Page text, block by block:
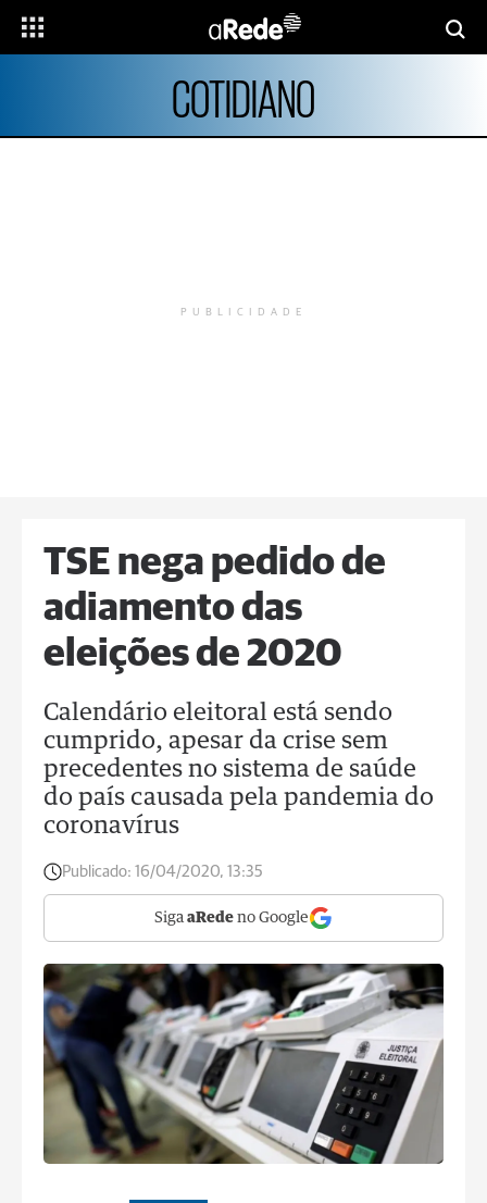
COTIDIANO
PUBLICIDADE
TSE nega pedido de
adiamento das
eleições de 2020
Calendário eleitoral está sendo
cumprido, apesar da crise sem
precedentes no sistema de saúde
do país causada pela pandemia do
coronavírus
Publicado: 16/04/2020, 13:35
Siga aRede no Google